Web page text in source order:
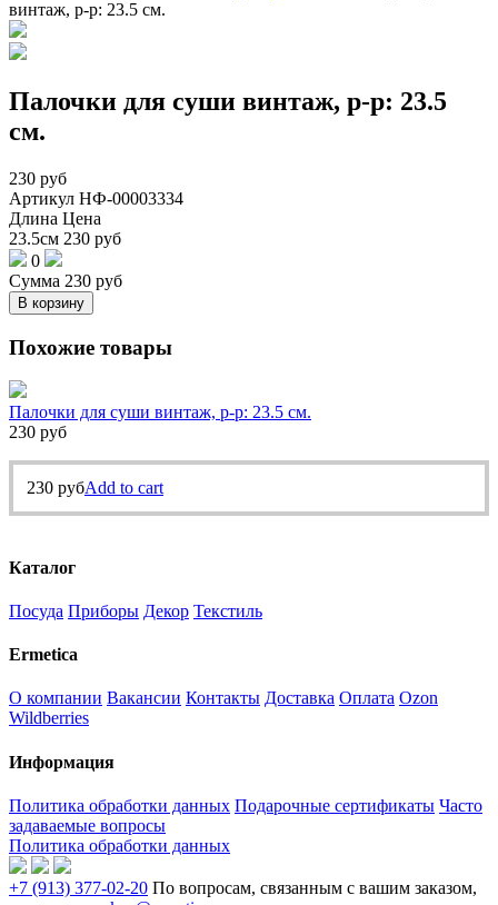
винтаж, р-р: 23.5 см.
Палочки для суши винтаж, р-р: 23.5
см.
230 руб
Артикул НФ-00003334
Длина Цена
23.5см 230 руб
0
Сумма 230 руб
В корзину
Похожие товары
Палочки для суши винтаж, р-р: 23.5 см.
230 руб
230 рубAdd to cart
Каталог
Посуда Приборы Декор Текстиль
Ermetica
О компании Вакансии Контакты Доставка Оплата Ozon
Wildberries
Информация
Политика обработки данных Подарочные сертификаты Часто
задаваемые вопросы
Политика обработки данных
+7 (913) 377-02-20 По вопросам, связанным с вашим заказом,